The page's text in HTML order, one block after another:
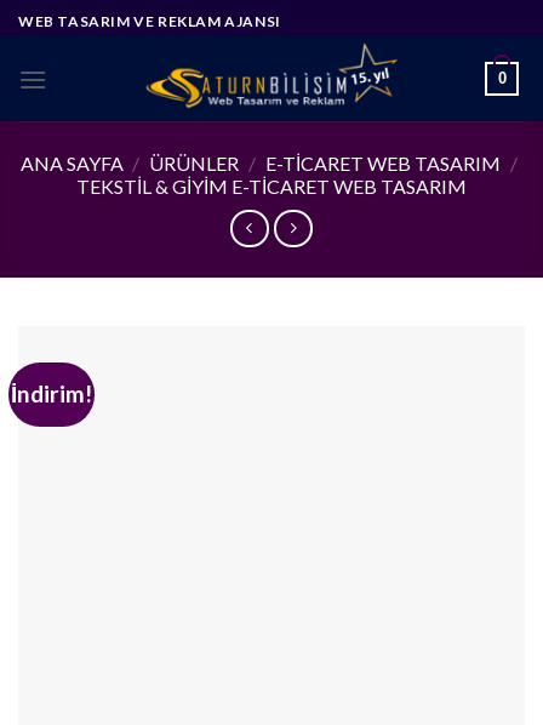
Skip
content
WEB TASARIM VE REKLAM AJANSI
0
ANA SAYFA / ÜRÜNLER / E-TICARET WEB TASARIM /
TEKSTIL & GIYIM E-TICARET WEB TASARIM
İndirim!